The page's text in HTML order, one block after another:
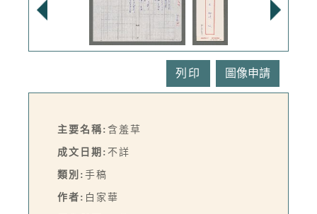
列印
主要名稱: 含羞草
成文日期: 不詳
類別: 手稿
作者: 白家華